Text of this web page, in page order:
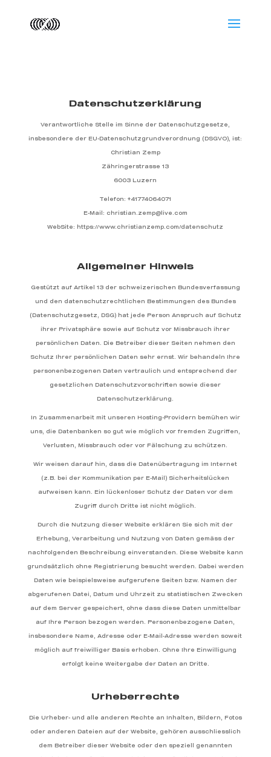
Datenschutzerklärung
Verantwortliche Stelle im Sinne der Datenschutzgesetze,
insbesondere der EU-Datenschutzgrundverordnung (DSGVO), ist:
Christian Zemp
Zähringerstrasse 13
6003 Luzern
Telefon: +41774064071
E-Mail: christian.zemp@live.com
WebSite: https://www.christianzemp.com/datenschutz
Allgemeiner Hinweis
Gestützt auf Artikel 13 der schweizerischen Bundesverfassung
und den datenschutzrechtlichen Bestimmungen des Bundes
(Datenschutzgesetz, DSG) hat jede Person Anspruch auf Schutz
ihrer Privatsphäre sowie auf Schutz vor Missbrauch ihrer
persönlichen Daten. Die Betreiber dieser Seiten nehmen den
Schutz Ihrer persönlichen Daten sehr ernst. Wir behandeln Ihre
personenbezogenen Daten vertraulich und entsprechend der
gesetzlichen Datenschutzvorschriften sowie dieser
Datenschutzerklärung.
In Zusammenarbeit mit unseren Hosting-Providern bemühen wir
uns, die Datenbanken so gut wie möglich vor fremden Zugriffen,
Verlusten, Missbrauch oder vor Fälschung zu schützen.
Wir weisen darauf hin, dass die Datenübertragung im Internet
(z.B. bei der Kommunikation per E-Mail) Sicherheitslücken
aufweisen kann. Ein lückenloser Schutz der Daten vor dem
Zugriff durch Dritte ist nicht möglich.
Durch die Nutzung dieser Website erklären Sie sich mit der
Erhebung, Verarbeitung und Nutzung von Daten gemäss der
nachfolgenden Beschreibung einverstanden. Diese Website kann
grundsätzlich ohne Registrierung besucht werden. Dabei werden
Daten wie beispielsweise aufgerufene Seiten bzw. Namen der
abgerufenen Datei, Datum und Uhrzeit zu statistischen Zwecken
auf dem Server gespeichert, ohne dass diese Daten unmittelbar
auf Ihre Person bezogen werden. Personenbezogene Daten,
insbesondere Name, Adresse oder E-Mail-Adresse werden soweit
möglich auf freiwilliger Basis erhoben. Ohne Ihre Einwilligung
erfolgt keine Weitergabe der Daten an Dritte.
Urheberrechte
Die Urheber- und alle anderen Rechte an Inhalten, Bildern, Fotos
oder anderen Dateien auf der Website, gehören ausschliesslich
dem Betreiber dieser Website oder den speziell genannten